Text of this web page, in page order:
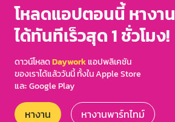
โหลดแอปตอนนี้ หางาน
ได้ทันทีเร็วสุด 1 ชั่วโมง!
ดาวน์โหลดDayworkแอปพลิเคชัน
ของเราได้แล้ววันนี้ ทั้งใน Apple Store
และ Google Play
หางาน หางานพาร์ทไทม์